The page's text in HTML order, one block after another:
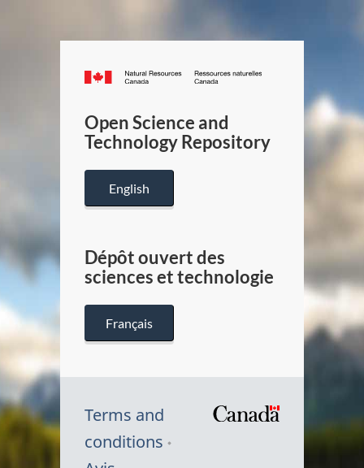
Canada.ca
/
Canada
Open Science and
Technology Repository
English
Dépôt ouvert des
sciences et technologie
Français
Terms and
conditions
Symbole